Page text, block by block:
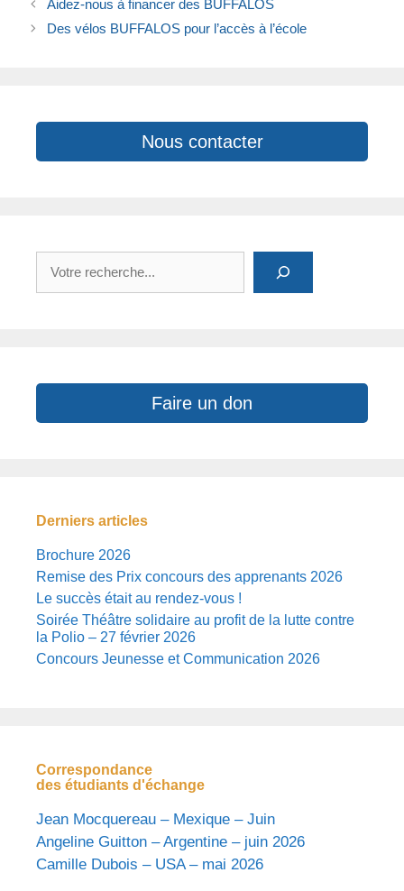
b
dI
Li A
Aidez-nous à financer des BUFFALOS
Des vélos BUFFALOS pour l’accès à l’école
Nous contacter
Faire un don
Derniers articles
Brochure 2026
Remise des Prix concours des apprenants 2026
Le succès était au rendez-vous !
Soirée Théâtre solidaire au profit de la lutte contre
la Polio – 27 février 2026
Concours Jeunesse et Communication 2026
Correspondance
des étudiants d'échange
Jean Mocquereau – Mexique – Juin
Angeline Guitton – Argentine – juin 2026
Camille Dubois – USA – mai 2026